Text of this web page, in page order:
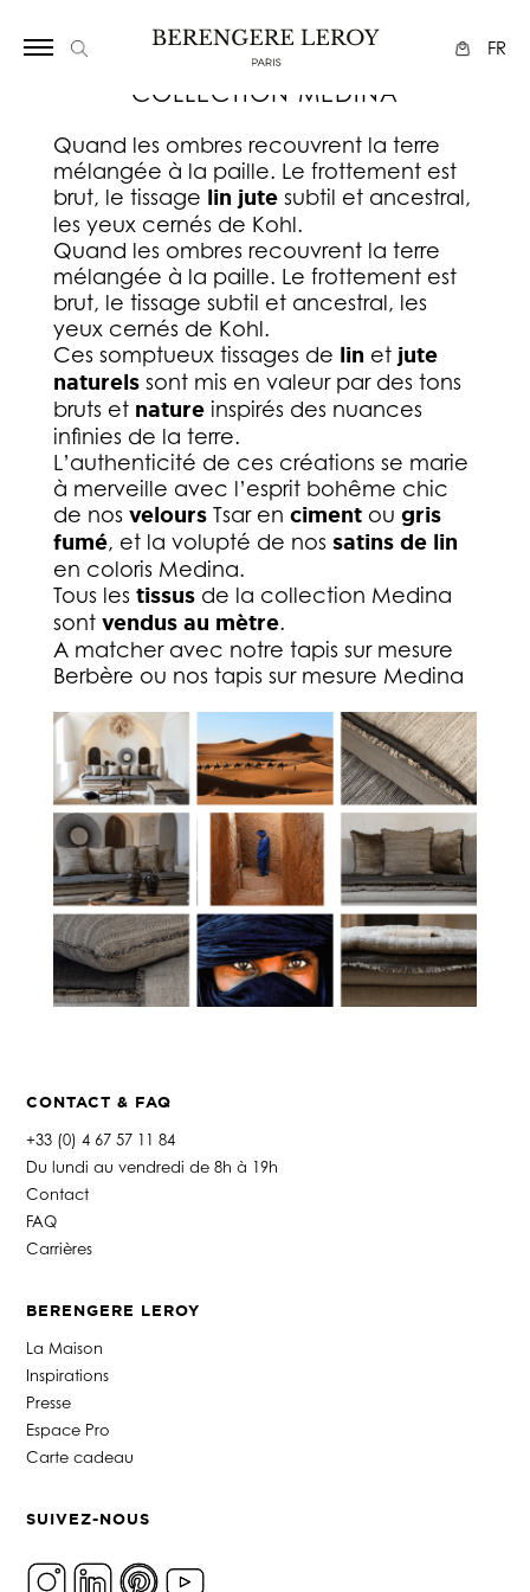
FR
COLLECTION MEDINA
Quand les ombres recouvrent la terre
mélangée à la paille. Le frottement est
brut, le tissage lin jutesubtil et ancestral,
les yeux cernés de Kohl.
Quand les ombres recouvrent la terre
mélangée à la paille. Le frottement est
brut, le tissage subtil et ancestral, les
yeux cernés de Kohl.
Ces somptueux tissages de lin etjute
naturelssont mis en valeur par des tons
bruts et natureinspirés des nuances
infinies de la terre.
L’authenticité de ces créations se marie
à merveille avec l’esprit bohême chic
de nos veloursTsar en cimentou gris
fumé, et la volupté de nos satins de lin
en coloris Medina.
Tous les tissusde la collection Medina
sont vendus au mètre.
A matcher avec notre tapis sur mesure
Berbère ou nos tapis sur mesure Medina
CONTACT & FAQ
+33 (0) 4 67 57 11 84
Du lundi au vendredi de 8h à 19h
Contact
FAQ
Carrières
BERENGERE LEROY
La Maison
Inspirations
Presse
Espace Pro
Carte cadeau
SUIVEZ-NOUS